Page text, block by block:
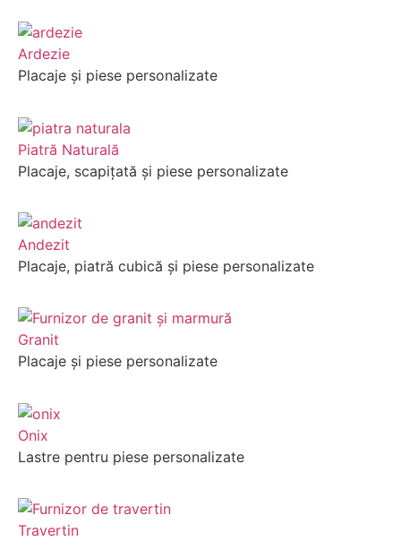
Ardezie
Placaje și piese personalizate
Piatră Naturală
Placaje, scapițată și piese personalizate
Andezit
Placaje, piatră cubică și piese personalizate
Granit
Placaje și piese personalizate
Onix
Lastre pentru piese personalizate
Travertin